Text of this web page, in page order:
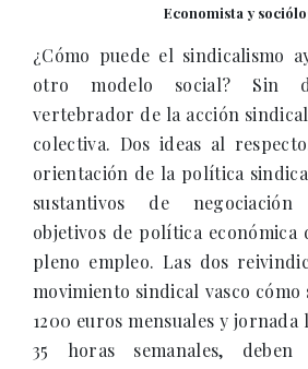
Economista y
¿Cómo puede el sindicalismo
otro modelo social? Sin
vertebrador de la acción
colectiva. Dos ideas al
orientación de la política
sustantivos de
objetivos de política económica
pleno empleo. Las dos
movimiento sindical vasco
1200 euros mensuales y
35 horas semanales,